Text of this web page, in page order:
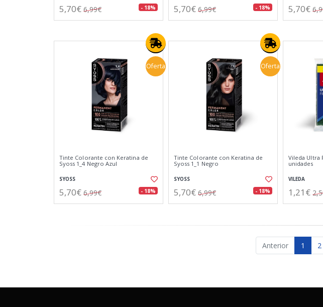
5,70€ 6,99€ - 18% 5,70€ 6,99€ - 18% 5,70€
Oferta
Tinte Colorante con Keratina de
Syoss 1_4 Negro Azul
SYOSS
5,70€ 6,99€ - 18%
Oferta
Tinte Colorante con Keratina de
Syoss 1_1 Negro
SYOSS
5,70€ 6,99€ - 18%
Vileda Ultra
unidades
VILEDA
1,21€
Anterior 1 2